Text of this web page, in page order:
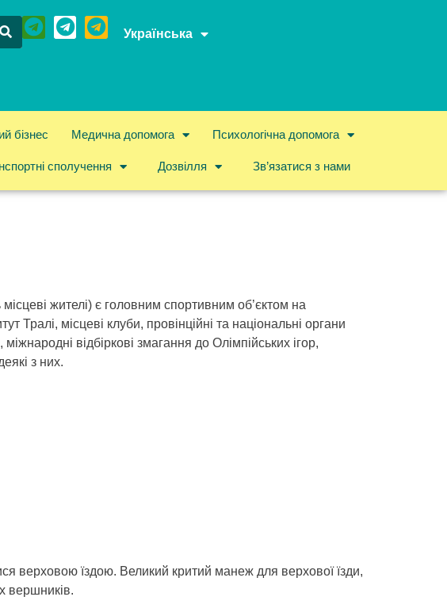
Українська
бізнес Медична допомога Психологічна допомога
сполучення Дозвілля Зв’язатися з нами
жителі) є головним спортивним об’єктом на
Тралі, місцеві клуби, провінційні та національні органи
відбіркові змагання до Олімпійських ігор,
з них.
верховою їздою. Великий критий манеж для верхової їзди,
вершників.